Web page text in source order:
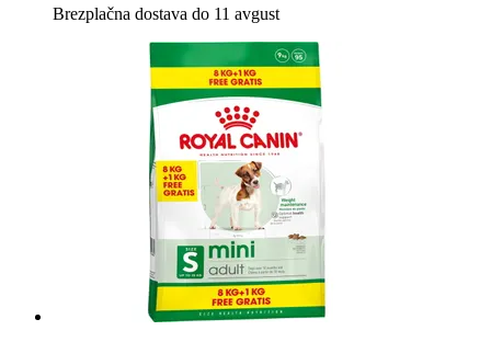
Brezplačna dostava do 11 avgust